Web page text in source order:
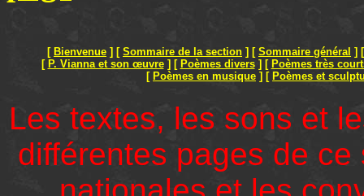
[ Bienvenue ] [ Sommaire de la section ] [ Sommaire général ]
[ P. Vianna et son œuvre] [ Poèmes divers] [ Poèmes très
[ Poèmes en musique ] [ Poèmes et
Les textes, les sons et
différentes pages de